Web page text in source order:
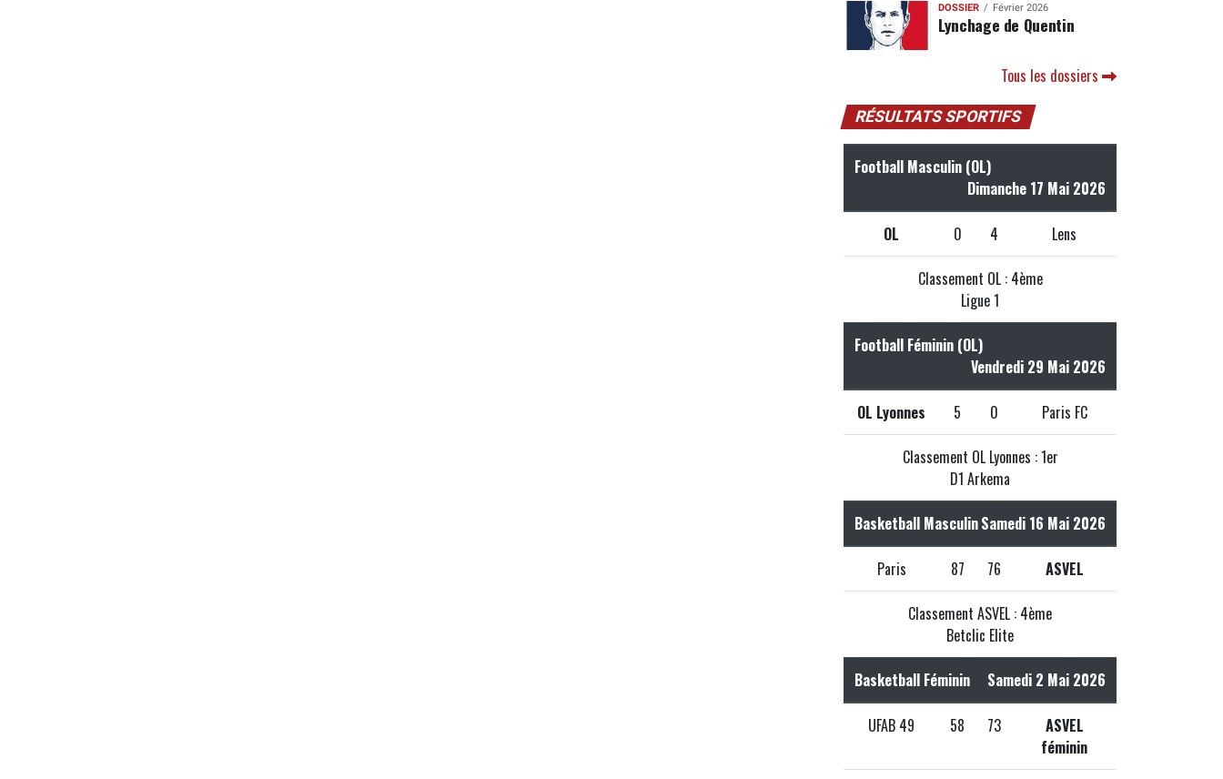
DOSSIER Février 2026
Lynchage de Quentin
Tous les dossiers
RÉSULTATS SPORTIFS
Football Masculin (OL)
Dimanche 17 Mai 2026
OL 0 4 Lens
Classement OL : 4ème
Ligue 1
Football Féminin (OL)
Vendredi 29 Mai 2026
OL Lyonnes 5 0 Paris FC
Classement OL Lyonnes : 1er
D1 Arkema
Basketball MasculinSamedi 16 Mai 2026
Paris 87 76 ASVEL
Classement ASVEL : 4ème
Betclic Elite
Basketball Féminin Samedi 2 Mai 2026
UFAB 49 58 73
ASVEL
féminin